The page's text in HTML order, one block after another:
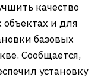
качество
и для
базовых
Сообщается,
установку